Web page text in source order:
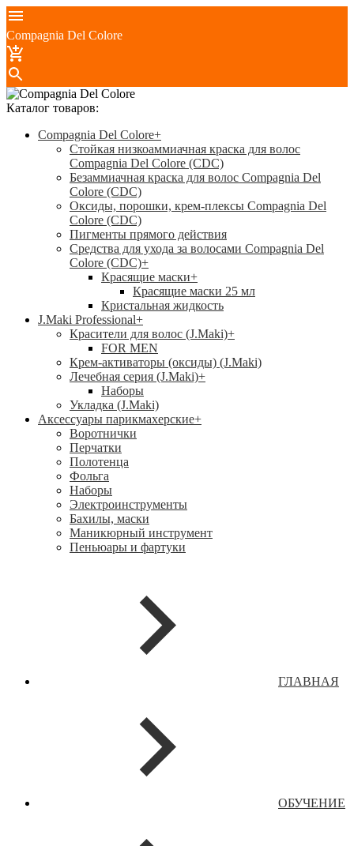
Compagnia Del Colore
Каталог товаров:
Compagnia Del Colore+
Стойкая низкоаммиачная краска для волос
Compagnia Del Colore (CDC)
Безаммиачная краска для волос Compagnia Del
Colore (CDC)
Оксиды, порошки, крем-плексы Compagnia Del
Colore (CDC)
Пигменты прямого действия
Средства для ухода за волосами Compagnia Del
Colore (CDC)+
Красящие маски+
Красящие маски 25 мл
Кристальная жидкость
J.Maki Professional+
Красители для волос (J.Maki)+
FOR MEN
Крем-активаторы (оксиды) (J.Maki)
Лечебная серия (J.Maki)+
Наборы
Укладка (J.Maki)
Аксессуары парикмахерские+
Воротнички
Перчатки
Полотенца
Фольга
Наборы
Электроинструменты
Бахилы, маски
Маникюрный инструмент
Пеньюары и фартуки
ГЛАВНАЯ
ОБУЧЕНИЕ